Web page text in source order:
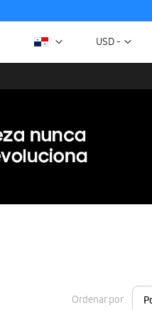
Moneda
USD -
Ordenar por